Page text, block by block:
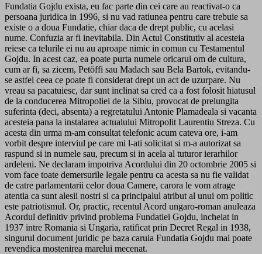
Fundatia Gojdu exista, eu fac parte din cei care au reactivat-o ca
persoana juridica in 1996, si nu vad ratiunea pentru care trebuie sa
existe o a doua Fundatie, chiar daca de drept public, cu acelasi
nume. Confuzia ar fi inevitabila. Din Actul Constitutiv al acesteia
reiese ca telurile ei nu au aproape nimic in comun cu Testamentul
Gojdu. In acest caz, ea poate purta numele oricarui om de cultura,
cum ar fi, sa zicem, Petöffi sau Madach sau Bela Bartok, evitandu-
se astfel ceea ce poate fi considerat drept un act de uzurpare. Nu
vreau sa pacatuiesc, dar sunt inclinat sa cred ca a fost folosit hiatusul
de la conducerea Mitropoliei de la Sibiu, provocat de prelungita
suferinta (deci, absenta) a regretatului Antonie Plamadeala si vacanta
acesteia pana la instalarea actualului Mitropolit Laurentiu Streza. Cu
acesta din urma m-am consultat telefonic acum cateva ore, i-am
vorbit despre interviul pe care mi l-ati solicitat si m-a autorizat sa
raspund si in numele sau, precum si in acela al tuturor ierarhilor
ardeleni. Ne declaram impotriva Acordului din 20 octombrie 2005 si
vom face toate demersurile legale pentru ca acesta sa nu fie validat
de catre parlamentarii celor doua Camere, carora le vom atrage
atentia ca sunt alesii nostri si ca principalul atribut al unui om politic
este patriotismul. Or, practic, recentul Acord ungaro-roman anuleaza
Acordul definitiv privind problema Fundatiei Gojdu, incheiat in
1937 intre Romania si Ungaria, ratificat prin Decret Regal in 1938,
singurul document juridic pe baza caruia Fundatia Gojdu mai poate
revendica mostenirea marelui mecenat.